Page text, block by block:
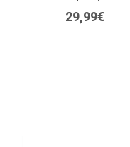
29,99€